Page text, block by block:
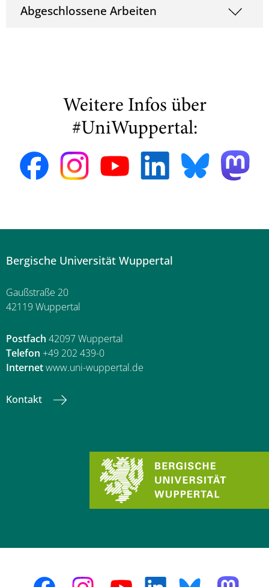
Abgeschlossene Arbeiten
Weitere Infos über
#UniWuppertal:
Bergische Universität Wuppertal
Gaußstraße 20
42119 Wuppertal
Postfach 42097 Wuppertal
Telefon +49 202 439-0
Internetwww.uni-wuppertal.de
Kontakt